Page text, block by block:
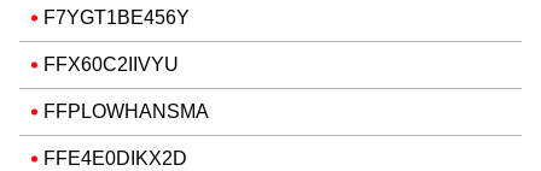
F7YGT1BE456Y
FFX60C2IIVYU
FFPLOWHANSMA
FFE4E0DIKX2D